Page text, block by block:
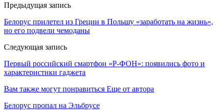
Предыдущая запись
Белорус прилетел из Греции в Польшу «заработать на жизнь»,
но его подвели чемоданы
Следующая запись
Первый российский смартфон «Р-ФОН»: появились фото и
характеристики гаджета
Вам также могут понравиться Еще от автора
Белорус пропал на Эльбрусе